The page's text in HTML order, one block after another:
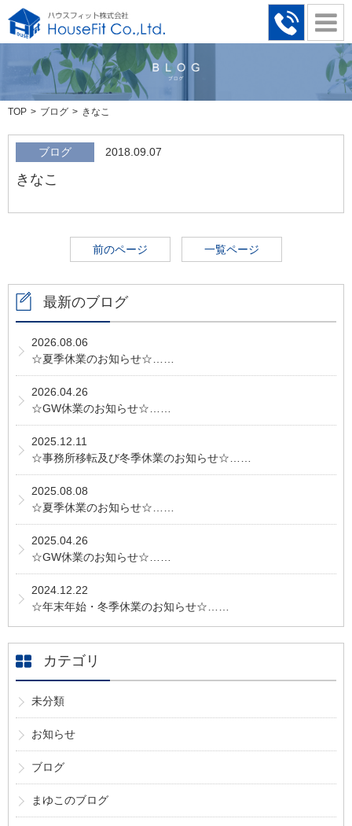
TOP ブログ きなこ
ブログ 2018.09.07
きなこ
前のページ 一覧ページ
最新のブログ
2026.08.06
☆夏季休業のお知らせ☆……
2026.04.26
☆GW休業のお知らせ☆……
2025.12.11
☆事務所移転及び冬季休業のお知らせ☆……
2025.08.08
☆夏季休業のお知らせ☆……
2025.04.26
☆GW休業のお知らせ☆……
2024.12.22
☆年末年始・冬季休業のお知らせ☆……
カテゴリ
未分類
お知らせ
ブログ
まゆこのブログ